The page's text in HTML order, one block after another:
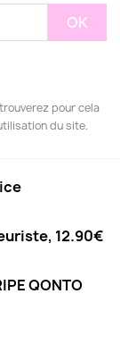
pour cela
du site.
12.90€
QONTO